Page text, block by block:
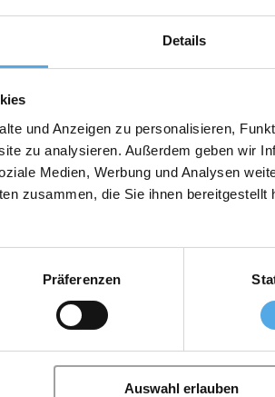
Details
und Anzeigen zu personalisieren,
zu analysieren. Außerdem geben wir
Medien, Werbung und Analysen
zusammen, die Sie ihnen
Präferenzen
Auswahl erlauben